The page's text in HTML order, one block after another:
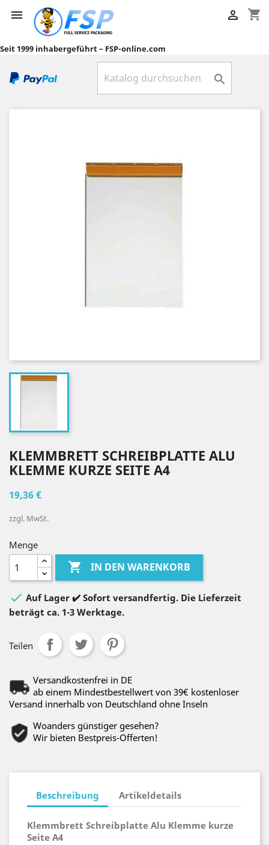
 shopping_cart

Seit 1999 inhabergeführt – FSP-online.com

KLEMMBRETT SCHREIBPLATTE ALU
KLEMME KURZE SEITE A4
19,36 €
zzgl. MwSt.
Menge
 IN DEN WARENKORB
 Auf Lager ✔️ Sofort versandfertig. Die Lieferzeit
beträgt ca. 1-3 Werktage.
Teilen
Versandkostenfrei in DE
ab einem Mindestbestellwert von 39€ kostenloser
Versand innerhalb von Deutschland ohne Inseln
Woanders günstiger gesehen?
Wir bieten Bestpreis-Offerten!
Beschreibung Artikeldetails
Klemmbrett Schreibplatte Alu Klemme kurze
Seite A4